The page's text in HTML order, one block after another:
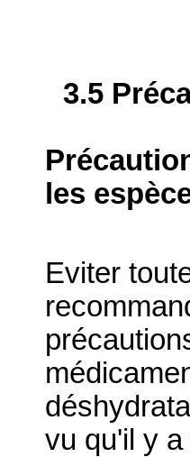
3.5
les
Eviter
vu qu'il y